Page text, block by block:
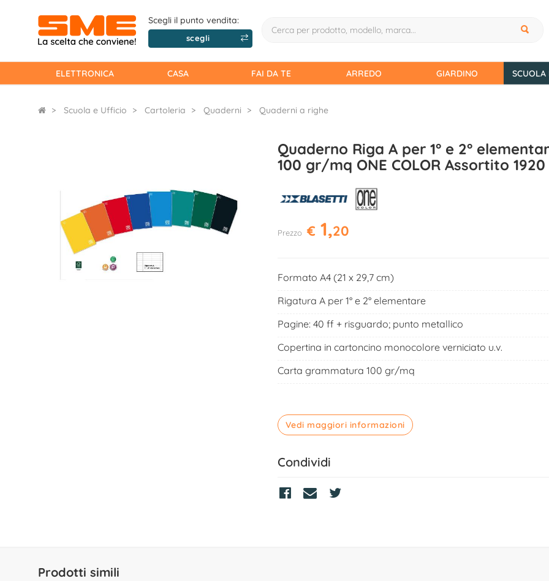
Scegli il punto vendita:
scegli
ELETTRONICA CASA FAI DA TE ARREDO GIARDINO SCUOLA
Scuola e Ufficio Cartoleria Quaderni Quaderni a righe
Quaderno Riga A per 1° e 2°
100 gr/mq ONE COLOR Assortito 1920
Prezzo € 1,20
Formato A4 (21 x 29,7 cm)
Rigatura A per 1° e 2° elementare
Pagine: 40 ff + risguardo; punto metallico
Copertina in cartoncino monocolore verniciato u.v.
Carta grammatura 100 gr/mq
Vedi maggiori informazioni
Condividi
Prodotti simili